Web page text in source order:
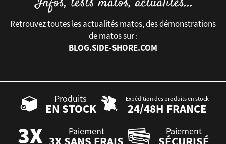
Retrouvez toutes les actualités matos, des démonstrations
de matos sur :
BLOG.SIDE-SHORE.COM
Produits
EN STOCK
Expédition des produits en stock
24/48H FRANCE
Paiement Paiement